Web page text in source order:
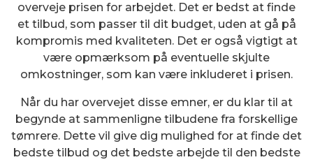
overveje prisen for arbejdet. Det er bedst at finde
et tilbud, som passer til dit budget, uden at gå på
kompromis med kvaliteten. Det er også vigtigt at
være opmærksom på eventuelle skjulte
omkostninger, som kan være inkluderet i prisen.
Når du har overvejet disse emner, er du klar til at
begynde at sammenligne tilbudene fra forskellige
tømrere. Dette vil give dig mulighed for at finde det
bedste tilbud og det bedste arbejde til den bedste